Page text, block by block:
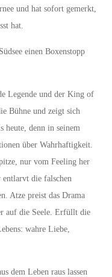
und hat sofort gemerkt,
hat.
einen Boxenstopp
Legende und der King of
Bühne und zeigt sich
denn in seinem
über Wahrhaftigkeit.
nur vom Feeling her
die falschen
Atze preist das Drama
auf die Seele. Erfüllt die
wahre Liebe,
dem Leben raus lassen